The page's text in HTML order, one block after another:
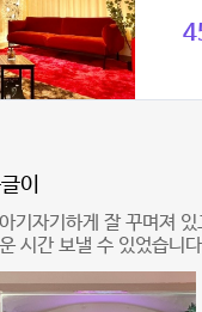
이
기자기하게 잘 꾸며져
시간 보낼 수 있었습니